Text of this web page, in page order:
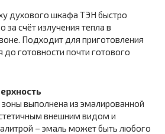
духового шкафа ТЭН быстро
счёт излучения тепла в
Подходит для приготовления
до готовности почти готового
выполнена из эмалированной
внешним видом и
– эмаль может быть любого